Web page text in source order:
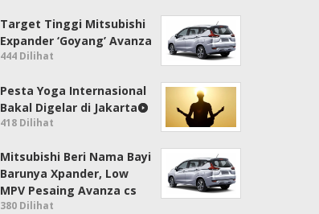
Target Tinggi Mitsubishi
Expander ‘Goyang’ Avanza
444 Dilihat
Pesta Yoga Internasional
Bakal Digelar di Jakarta
418 Dilihat
Mitsubishi Beri Nama Bayi
Barunya Xpander, Low
MPV Pesaing Avanza cs
380 Dilihat